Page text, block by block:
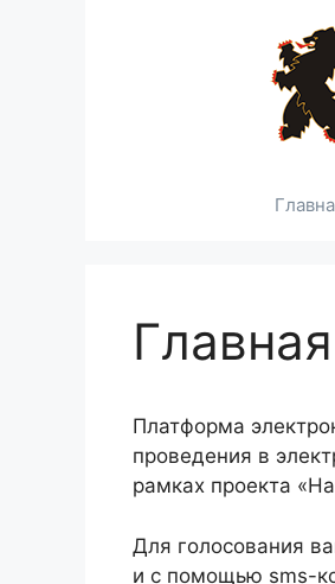
Главная
Платформа
проведения в
рамках проекта
Для голосования
и с помощью sms-